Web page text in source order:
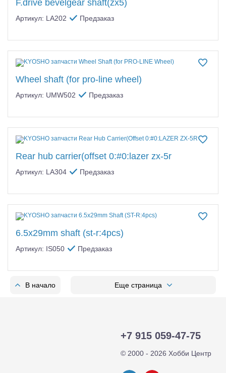
F.drive bevelgear shaft(zx5)
Артикул: LA202 Предзаказ
Wheel shaft (for pro-line wheel)
Артикул: UMW502 Предзаказ
Rear hub carrier(offset 0:#0:lazer zx-5r
Артикул: LA304 Предзаказ
6.5x29mm shaft (st-r:4pcs)
Артикул: IS050 Предзаказ
В начало Еще страница
+7 915 059-47-75
© 2000 - 2026 Хобби Центр